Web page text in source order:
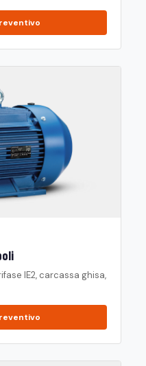
IE2, carcassa ghisa,